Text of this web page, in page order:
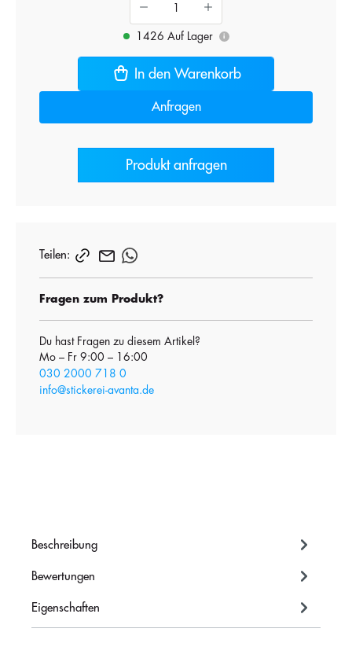
1426 Auf Lager i
In den Warenkorb
Anfragen
Produkt anfragen
Teilen:
Fragen zum Produkt?
Du hast Fragen zu diesem Artikel?
Mo – Fr 9:00 – 16:00
030 2000 718 0
info@stickerei-avanta.de
Beschreibung
Bewertungen
Eigenschaften